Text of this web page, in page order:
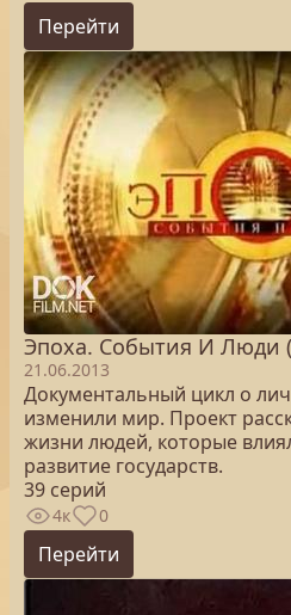
Перейти
Эпоха. Cобытия И Люди
21.06.2013
Документальный цикл о
изменили мир. Проект
жизни людей, которые
развитие государств.
39 серий
4к 0
Перейти